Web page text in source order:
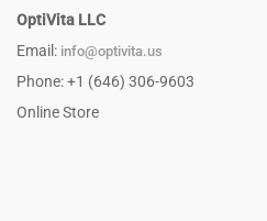
OptiVita LLC
Email: info@optivita.us
Phone: +1 (646) 306-9603
Online Store